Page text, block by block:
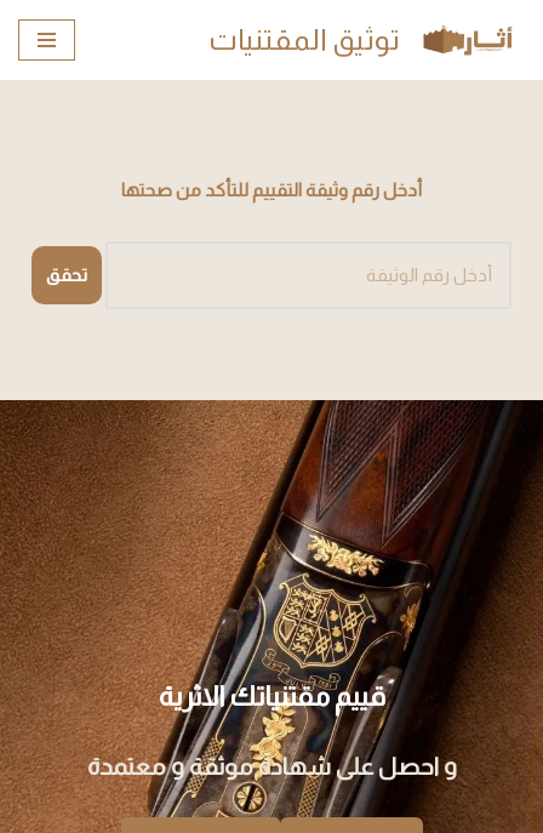
توثيق المقتنيات
أدخل رقم وثيقة التقييم للتأكد من صحتها
قييم مقتنياتك الاثرية
و احصل على شهادة موثقة و معتمدة